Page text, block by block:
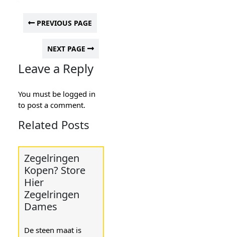
PREVIOUS PAGE
NEXT PAGE
Leave a Reply
You must be logged in
to post a comment.
Related Posts
Zegelringen
Kopen? Store
Hier
Zegelringen
Dames
De steen maat is